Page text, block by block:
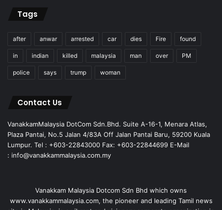
Tags
after anwar arrested car dies Fire found
in indian killed malaysia man over PM
police says trump woman
Contact Us
VanakkamMalaysia DotCom Sdn.Bhd. Suite A-16-1, Menara Atlas,
Plaza Pantai, No.5 Jalan 4/83A Off Jalan Pantai Baru, 59200 Kuala
Lumpur. Tel : +603-22843000 Fax: +603-22844699 E-Mail
: info@vanakkammalaysia.com.my
Vanakkam Malaysia Dotcom Sdn Bhd which owns
www.vanakkammalaysia.com, the pioneer and leading Tamil news